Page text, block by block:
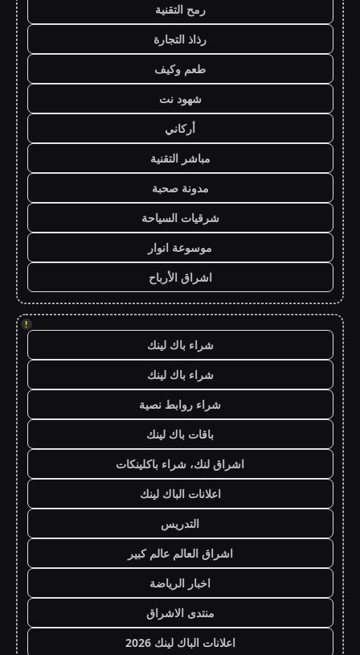
رمح التقنية
رذاذ التجارة
طعم وكيف
شهود نت
أركاني
مباشر التقنية
مدونة صحبة
شرقيات السياحة
موسوعة انوار
اشراق الأرباح
!
شراء باك لينك
شراء باك لينك
شراء روابط نصية
باقات باك لينك
اشراق لنك، شراء باكلينكات
اعلانات الباك لينك
التدريس
اشراق العالم عالم كبير
اخبار الرياضة
منتدى الاشراق
اعلانات الباك لينك 2026